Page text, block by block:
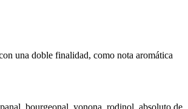
una doble finalidad, como nota aromática
bourgeonal, yonona, rodinol, absoluto de